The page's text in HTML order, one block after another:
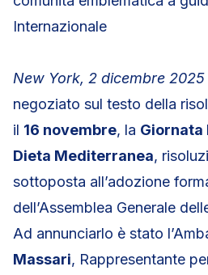
Internazionale
New York, 2 dicembre 2025
negoziato sul testo della
il 16 novembre, la Giornata
Dieta Mediterranea,
sottoposta all’adozione
dell’Assemblea Generale
Ad annunciarlo è stato
Massari, Rappresentante